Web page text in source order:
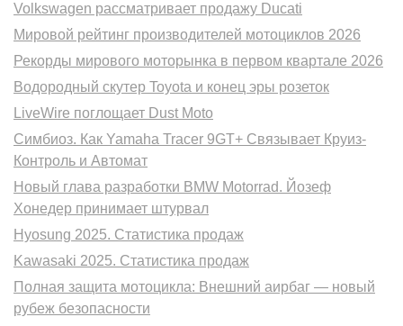
Volkswagen рассматривает продажу Ducati
Мировой рейтинг производителей мотоциклов 2026
Рекорды мирового моторынка в первом квартале 2026
Водородный скутер Toyota и конец эры розеток
LiveWire поглощает Dust Moto
Симбиоз. Как Yamaha Tracer 9GT+ Связывает Круиз-
Контроль и Автомат
Новый глава разработки BMW Motorrad. Йозеф
Хонедер принимает штурвал
Hyosung 2025. Статистика продаж
Kawasaki 2025. Статистика продаж
Полная защита мотоцикла: Внешний аирбаг — новый
рубеж безопасности